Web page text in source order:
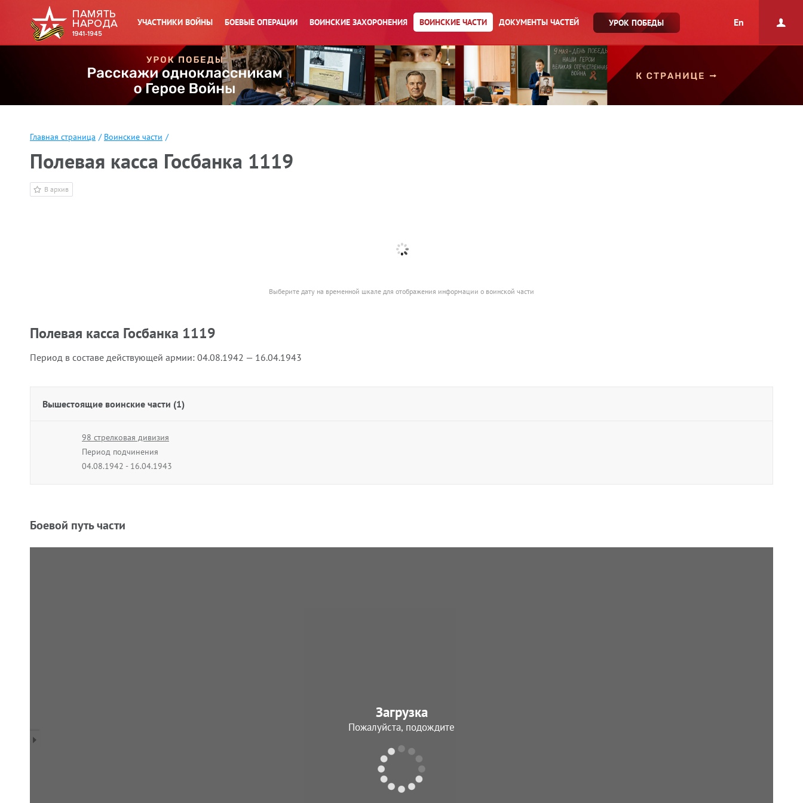
УЧАСТНИКИ ВОЙНЫ БОЕВЫЕ ОПЕРАЦИИ ВОИНСКИЕ ЗАХОРОНЕНИЯ ВОИНСКИЕ ЧАСТИ ДОКУМЕНТЫ ЧАСТЕЙ УРОК ПОБЕДЫ En
Главная страница / Воинские части /
Полевая касса Госбанка 1119
В архив
Выберите дату на временной шкале для отображения информации о воинской части
Полевая касса Госбанка 1119
Период в составе действующей армии: 04.08.1942 — 16.04.1943
Вышестоящие воинские части (1)
98 стрелковая дивизия
Период подчинения
04.08.1942 - 16.04.1943
Боевой путь части
Загрузка
Пожалуйста, подождите